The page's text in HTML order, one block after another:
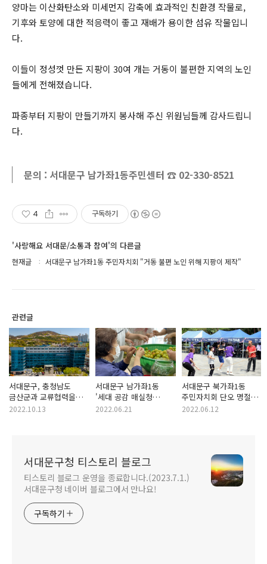
양마는 이산화탄소와 미세먼지 감축에 효과적인 친환경 작물로,
기후와 토양에 대한 적응력이 좋고 재배가 용이한 섬유 작물입니
다.
이들이 정성껏 만든 지팡이 30여 개는 거동이 불편한 지역의 노인
들에게 전해졌습니다.
파종부터 지팡이 만들기까지 봉사해 주신 위원님들께 감사드립니
다.
문의 : 서대문구 남가좌1동주민센터 ☎ 02-330-8521
4 구독하기
'사랑해요 서대문/소통과 참여'의 다른글
현재글 서대문구 남가좌1동 주민자치회 "거동 불편 노인 위해 지팡이 제작"
관련글
서대문구, 충청남도
금산군과 교류협력을
위한 양해각서(MOU)
2022.10.13
서대문구 남가좌1동
'세대 공감 매실청
담그기, 취약계층 어르신
2022.06.21
서대문구 북가좌1동
주민자치회 단오 명절
맞이 이색 행사
2022.06.12
서대문구청 티스토리 블로그
티스토리 블로그 운영을 종료합니다.(2023.7.1.)
서대문구청 네이버 블로그에서 만나요!
구독하기